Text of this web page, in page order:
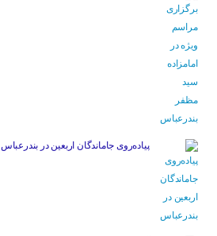
پیاده‌روی جاماندگان اربعین در بندرعباس